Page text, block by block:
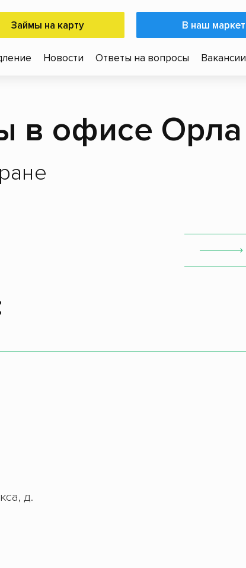
Займы на карту В наш маркет
Новости Ответы на вопросы Вакансии
в офисе Орла
д.